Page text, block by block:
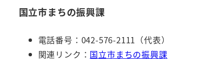
国立市まちの振興課
電話番号：042-576-2111（代表）
関連リンク： 国立市まちの振興課